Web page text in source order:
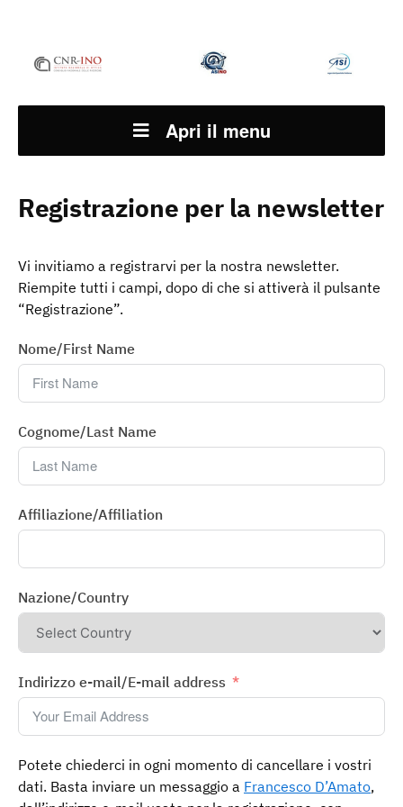
Apri il menu
Registrazione per la newsletter
Vi invitiamo a registrarvi per la nostra newsletter.
Riempite tutti i campi, dopo di che si attiverà il pulsante
“Registrazione”.
Nome/First Name
Cognome/Last Name
Affiliazione/Affiliation
Nazione/Country
Indirizzo e-mail/E-mail address
Potete chiederci in ogni momento di cancellare i vostri
dati. Basta inviare un messaggio a Francesco D’Amato,